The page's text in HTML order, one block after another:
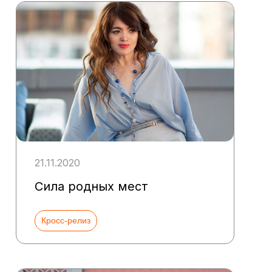
21.11.2020
Сила родных мест
Кросс-релиз